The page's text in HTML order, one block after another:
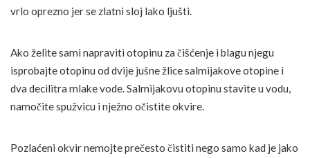
vrlo oprezno jer se zlatni sloj lako ljušti.
Ako želite sami napraviti otopinu za čišćenje i blagu njegu
isprobajte otopinu od dvije jušne žlice salmijakove otopine i
dva decilitra mlake vode. Salmijakovu otopinu stavite u vodu,
namočite spužvicu i nježno očistite okvire.
Pozlaćeni okvir nemojte prečesto čistiti nego samo kad je jako